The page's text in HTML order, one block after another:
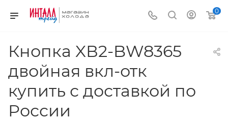
0
Кнопка XВ2-BW8365
двойная вкл-отк
купить с доставкой по
России